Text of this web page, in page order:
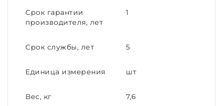
Срок гарантии
производителя, лет
1
Срок службы, лет 5
Единица измерения шт
Вес, кг 7,6